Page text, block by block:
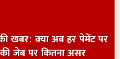
खबर: क्या अब हर पेमेंट पर
जेब पर कितना असर